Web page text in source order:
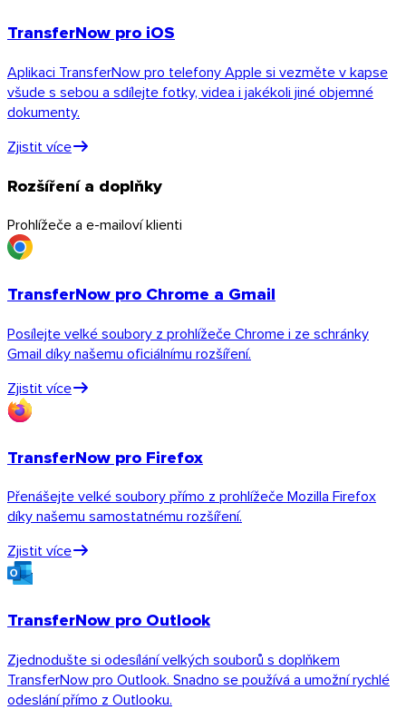
iOS
TransferNow pro iOS
Aplikaci TransferNow pro telefony Apple si vezměte v kapse
všude s sebou a sdílejte fotky, videa i jakékoli jiné objemné
dokumenty.
Zjistit více
Rozšíření a doplňky
Prohlížeče a e-mailoví klienti
TransferNow pro Chrome a Gmail
Posílejte velké soubory z prohlížeče Chrome i ze schránky
Gmail díky našemu oficiálnímu rozšíření.
Zjistit více
TransferNow pro Firefox
Přenášejte velké soubory přímo z prohlížeče Mozilla Firefox
díky našemu samostatnému rozšíření.
Zjistit více
TransferNow pro Outlook
Zjednodušte si odesílání velkých souborů s doplňkem
TransferNow pro Outlook. Snadno se používá a umožní rychlé
odeslání přímo z Outlooku.